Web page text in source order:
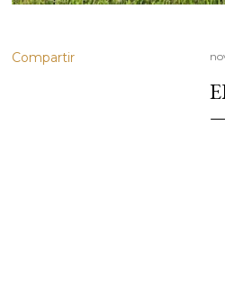
Compartir